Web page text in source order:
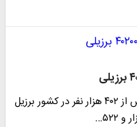
طبق آخرین آمار جهانی در شب گذشته بیش از ۴۰۲ هزار نفر در کشور برزیل